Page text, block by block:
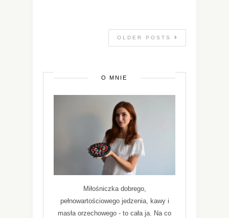
OLDER POSTS
O MNIE
Miłośniczka dobrego,
pełnowartościowego jedzenia, kawy i
masła orzechowego - to cała ja. Na co